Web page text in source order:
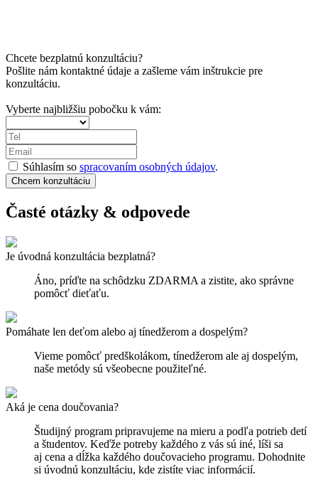
Chcete bezplatnú konzultáciu?
Pošlite nám kontaktné údaje a zašleme vám inštrukcie pre
konzultáciu.
Vyberte najbližšiu pobočku k vám:
Súhlasím so spracovaním osobných údajov.
Chcem konzultáciu
Časté otázky & odpovede
Je úvodná konzultácia bezplatná?
Áno, príďte na schôdzku ZDARMA a zistite, ako správne
pomôcť dieťaťu.
Pomáhate len deťom alebo aj tínedžerom a dospelým?
Vieme pomôcť predškolákom, tínedžerom ale aj dospelým,
naše metódy sú všeobecne použiteľné.
Aká je cena doučovania?
Študijný program pripravujeme na mieru a podľa potrieb detí
a študentov. Keďže potreby každého z vás sú iné, líši sa
aj cena a dĺžka každého doučovacieho programu. Dohodnite
si úvodnú konzultáciu, kde zistíte viac informácií.